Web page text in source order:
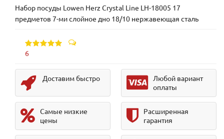
Набор посуды Lowen Herz Crystal Line LH-18005 17
предметов 7-ми слойное дно 18/10 нержавеющая сталь
6
Доставим быстро
Любой вариант
оплаты
Самые низкие
цены
Расширенная
гарантия